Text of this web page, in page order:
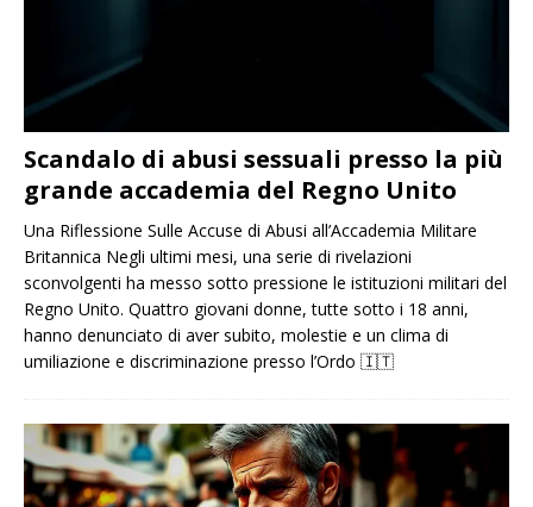
Scandalo di abusi sessuali presso la più
grande accademia del Regno Unito
Una Riflessione Sulle Accuse di Abusi all’Accademia Militare
Britannica Negli ultimi mesi, una serie di rivelazioni
sconvolgenti ha messo sotto pressione le istituzioni militari del
Regno Unito. Quattro giovani donne, tutte sotto i 18 anni,
hanno denunciato di aver subito, molestie e un clima di
umiliazione e discriminazione presso l’Ordo 🇮🇹